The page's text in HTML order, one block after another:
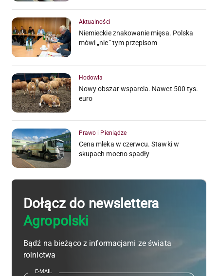
Aktualności
Niemieckie znakowanie mięsa. Polska
mówi „nie” tym przepisom
Hodowla
Nowy obszar wsparcia. Nawet 500 tys.
euro
Prawo i Pieniądze
Cena mleka w czerwcu. Stawki w
skupach mocno spadły
Dołącz do newslettera
Agropolski
Bądź na bieżąco z informacjami ze świata
rolnictwa
E-MAIL